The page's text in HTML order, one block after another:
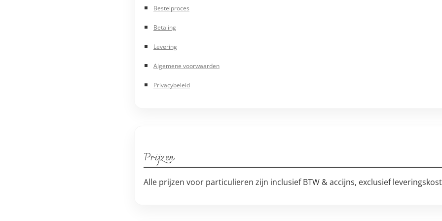
Bestelproces
Betaling
Levering
Algemene voorwaarden
Privacybeleid
Prijzen
Alle prijzen voor particulieren zijn inclusief BTW & accijns, exclusief